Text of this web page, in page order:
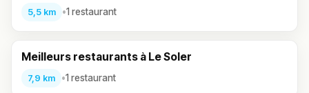
5,5 km •1 restaurant
Meilleurs restaurants à Le Soler
7,9 km •1 restaurant